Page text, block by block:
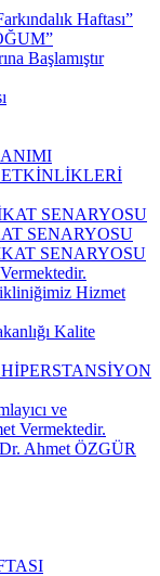
Haftası”
Başlamıştır
ETKİNLİKLERİ
SENARYOSU
SENARYOSU
SENARYOSU
Hizmet
Kalite
ve
Vermektedir.
Ahmet ÖZGÜR